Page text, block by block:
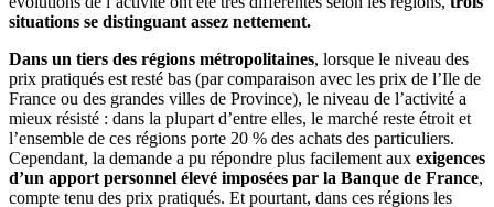
situations se distinguant assez nettement.
Dans un tiers des régions métropolitaines, lorsque le niveau des
prix pratiqués est resté bas (par comparaison avec les prix de l’Ile de
France ou des grandes villes de Province), le niveau de l’activité a
mieux résisté : dans la plupart d’entre elles, le marché reste étroit et
l’ensemble de ces régions porte 20 % des achats des particuliers.
Cependant, la demande a pu répondre plus facilement aux exigences
d’un apport personnel élevé imposées par la Banque de France,
compte tenu des prix pratiqués. Et pourtant, dans ces régions les